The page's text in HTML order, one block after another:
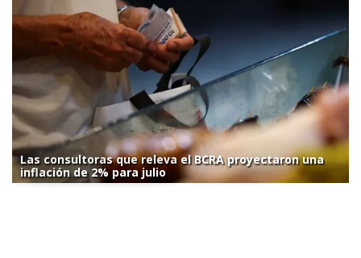
Las consultoras que releva el BCRA proyectaron una
inflación de 2% para julio